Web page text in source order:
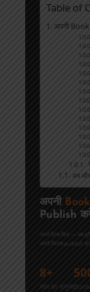
Table of
अपनी
अब और
अपनी Book
Publish
आपने लिख दिया — अब
अपनी किताब publish
8+
साल का अनुभव